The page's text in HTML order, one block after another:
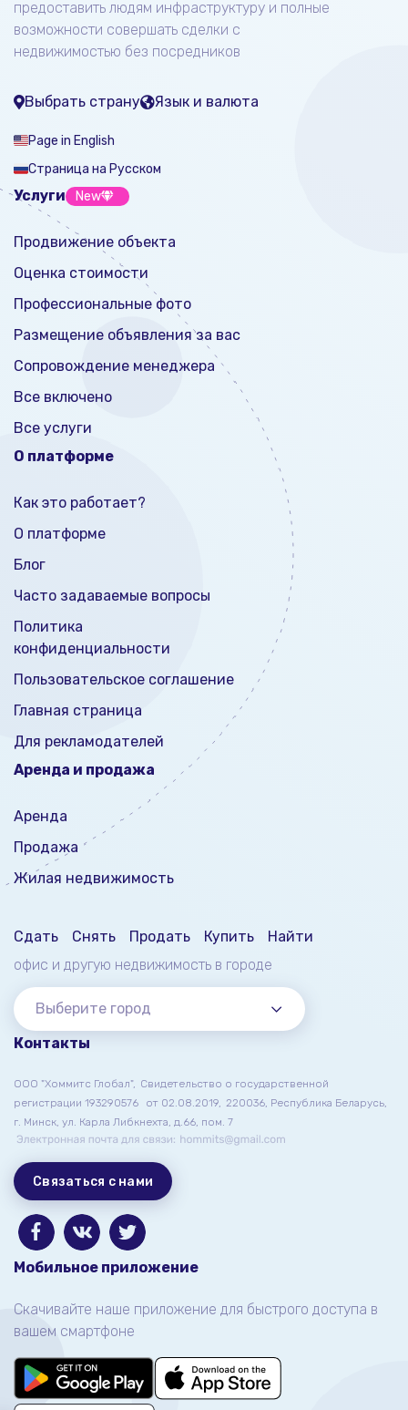
предоставить людям инфраструктуру и полные
возможности совершать сделки с
недвижимостью без посредников
Выбрать страну Язык и валюта
Page in English
Страница на Русском
Услуги New
Продвижение объекта
Оценка стоимости
Профессиональные фото
Размещение объявления за вас
Сопровождение менеджера
Все включено
Все услуги
О платформе
Как это работает?
О платформе
Блог
Часто задаваемые вопросы
Политика
конфиденциальности
Пользовательское соглашение
Главная страница
Для рекламодателей
Аренда и продажа
Аренда
Продажа
Жилая недвижимость
Сдать Снять Продать Купить
Найти
офис и другую недвижимость в городе
Выберите город
Контакты
ООО "Хоммитс Глобал", Свидетельство о государственной
регистрации 193290576
от 02.08.2019, 220036, Республика Беларусь,
г. Минск, ул. Карла Либкнехта, д.66, пом. 7
Связаться с нами
Мобильное приложение
Скачивайте наше приложение для быстрого доступа в
вашем смартфоне